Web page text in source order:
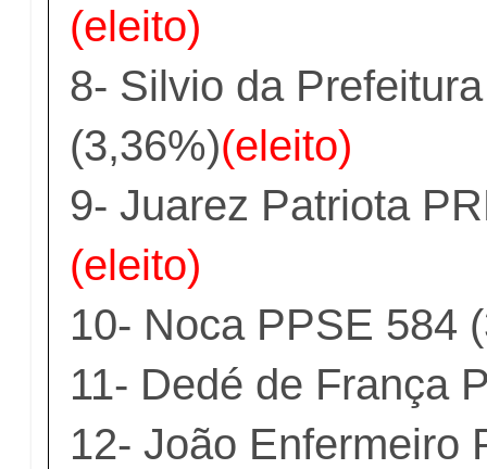
(eleito)
8- Silvio da
(3,36%)(eleito)
9- Juarez Patriota
(eleito)
10- Noca PPSE 584
11- Dedé de França
12- João Enfermeiro